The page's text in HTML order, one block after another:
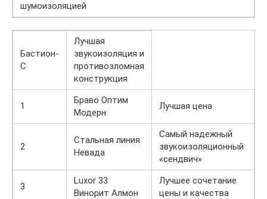
шумоизоляцией
Бастион-
С
Лучшая
звукоизоляция и
противозломная
конструкция
1
Браво Оптим
Модерн
Лучшая цена
2
Стальная линия
Невада
Самый надежный
звукоизоляционный
«сендвич»
3
Luxor 33
Винорит Алмон
Лучшее сочетание
цены и качества